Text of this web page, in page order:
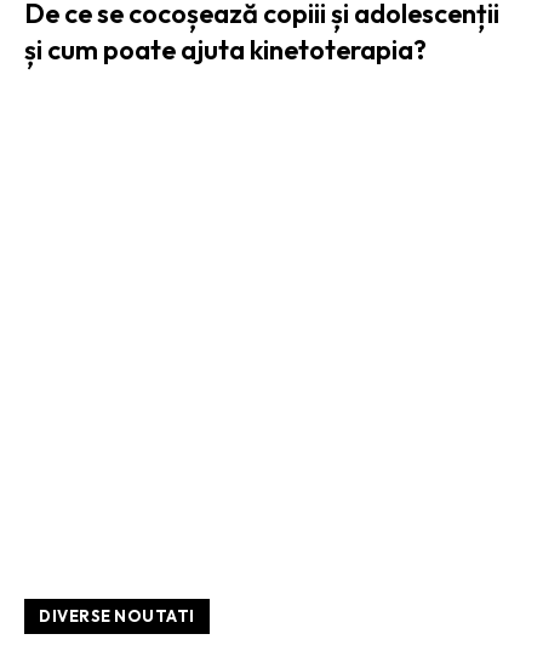
De ce se cocoșează copiii și adolescenții
și cum poate ajuta kinetoterapia?
DIVERSE NOUTATI